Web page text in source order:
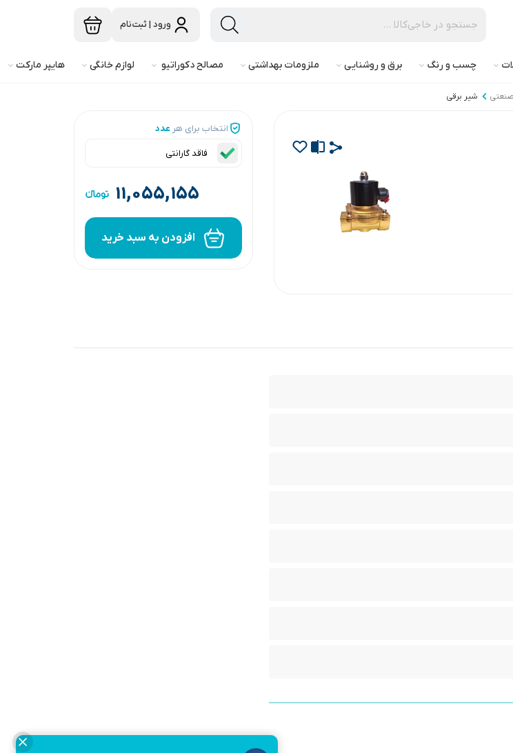
ورود | ثبت‌نام
چسب و رنگ برق و روشنایی ملزومات بهداشتی مصالح دکوراتیو لوازم خانگی هایپر مارکت
شیر برقی
انتخاب برای هر عدد
فاقد گارانتی
۱۱,۰۵۵,۱۵۵
افزودن به سبد خرید